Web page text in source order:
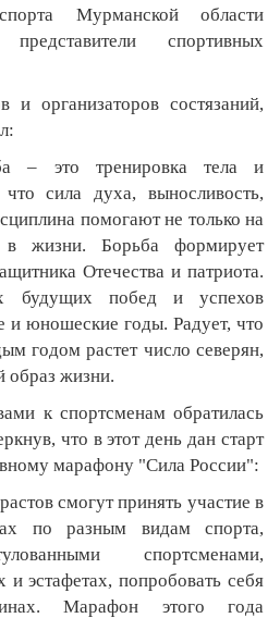
Мурманской области
спортивных
и организаторов состязаний,
– это тренировка тела и
сила духа, выносливость,
помогают не только на
в жизни. Борьба формирует
Отечества и патриота.
будущих побед и успехов
и юношеские годы. Радует, что
годом растет число северян,
образ жизни.
к спортсменам обратилась
что в этот день дан старт
марафону "Сила России":
смогут принять участие в
по разным видам спорта,
спортсменами,
и эстафетах, попробовать себя
Марафон этого года